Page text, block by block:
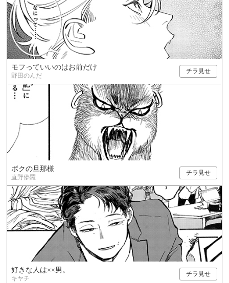
モフっていいのはお前だけ
野田のんだ
チラ見せ
ボクの旦那様
直野儚羅
チラ見せ
好きな人は××男。
キヤチ
チラ見せ